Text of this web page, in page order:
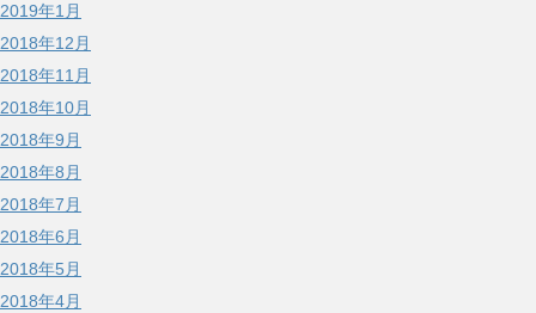
2019年1月
2018年12月
2018年11月
2018年10月
2018年9月
2018年8月
2018年7月
2018年6月
2018年5月
2018年4月